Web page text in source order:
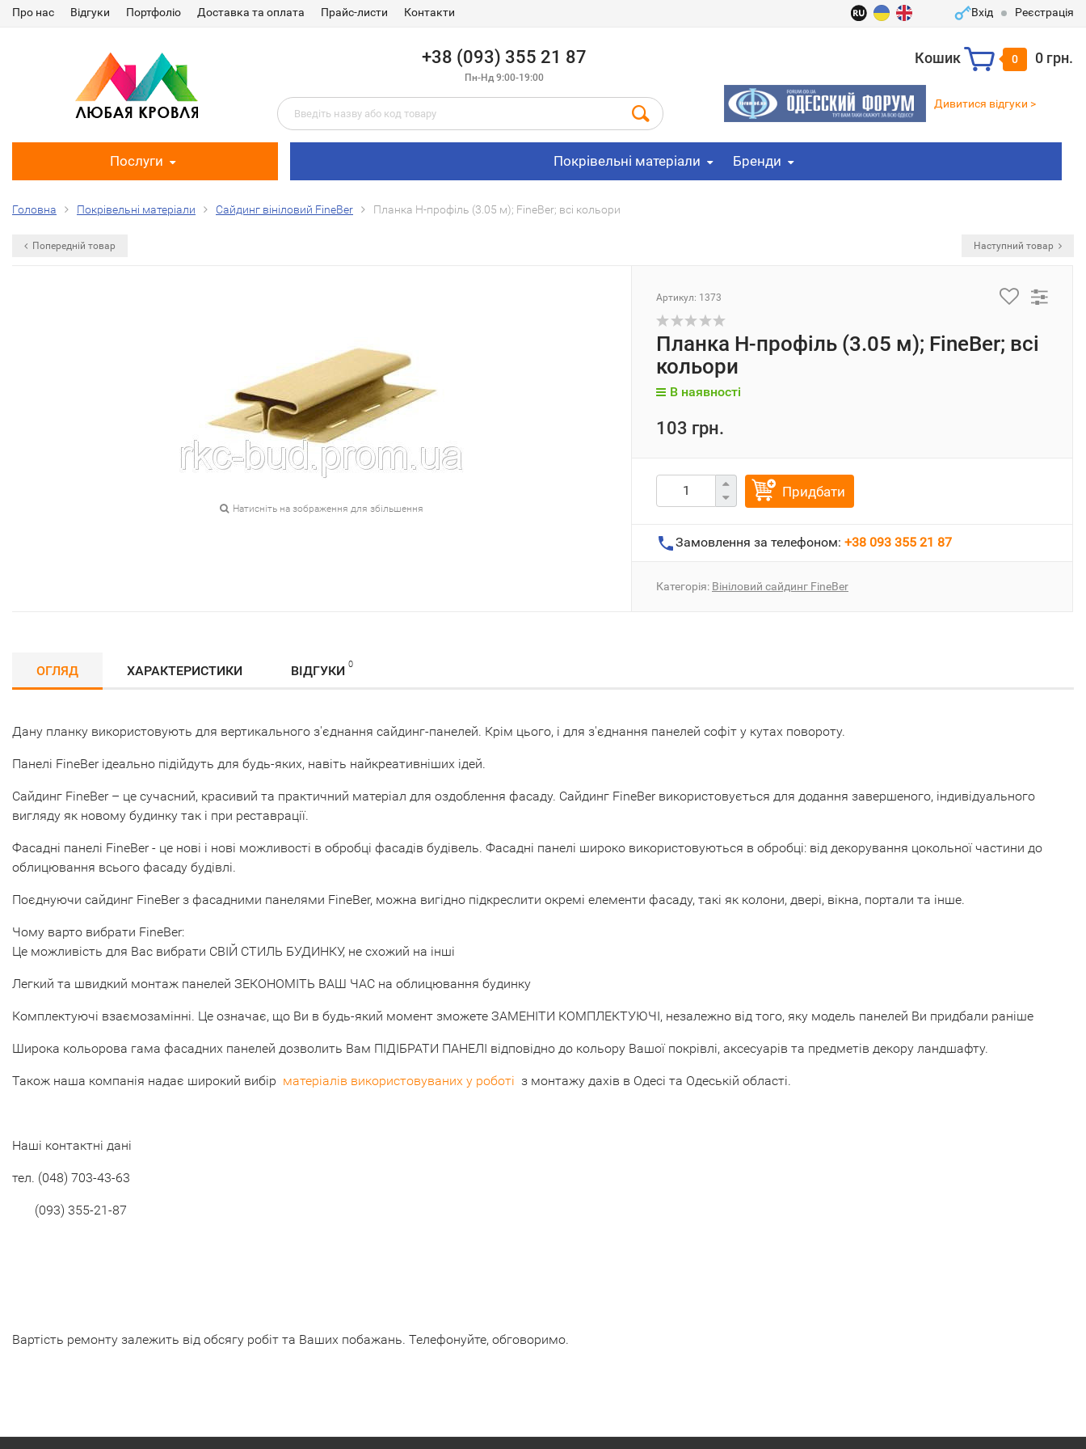
Про нас Відгуки Портфоліо Доставка та оплата Прайс-листи Контакти Вхід Реєстрація
+38 (093) 355 21 87
Пн-Нд 9:00-19:00
Кошик 0 0 грн.
Дивитися відгуки >
Послуги Покрівельні матеріали Бренди
Головна Покрівельні матеріали Сайдинг вініловий FineBer Планка Н-профіль (3.05 м); FineBer; всі кольори
Попередній товар Наступний товар
Натисніть на зображення для збільшення
Артикул: 1373
Планка Н-профіль (3.05 м); FineBer; всі
кольори
В наявності
103 грн.
Придбати
Замовлення за телефоном: +38 093 355 21 87
Категорія: Вініловий сайдинг FineBer
ОГЛЯД ХАРАКТЕРИСТИКИ ВІДГУКИ 0
Дану планку використовують для вертикального з'єднання сайдинг-панелей. Крім цього, і для з'єднання панелей софіт у кутах повороту.
Панелі FineBer ідеально підійдуть для будь-яких, навіть найкреативніших ідей.
Сайдинг FineBer – це сучасний, красивий та практичний матеріал для оздоблення фасаду. Сайдинг FineBer використовується для додання завершеного, індивідуального
вигляду як новому будинку так і при реставрації.
Фасадні панелі FineBer - це нові і нові можливості в обробці фасадів будівель. Фасадні панелі широко використовуються в обробці: від декорування цокольної частини до
облицювання всього фасаду будівлі.
Поєднуючи сайдинг FineBer з фасадними панелями FineBer, можна вигідно підкреслити окремі елементи фасаду, такі як колони, двері, вікна, портали та інше.
Чому варто вибрати FineBer:
Це можливість для Вас вибрати СВІЙ СТИЛЬ БУДИНКУ, не схожий на інші
Легкий та швидкий монтаж панелей ЗЕКОНОМІТЬ ВАШ ЧАС на облицювання будинку
Комплектуючі взаємозамінні. Це означає, що Ви в будь-який момент зможете ЗАМЕНІТИ КОМПЛЕКТУЮЧІ, незалежно від того, яку модель панелей Ви придбали раніше
Широка кольорова гама фасадних панелей дозволить Вам ПІДІБРАТИ ПАНЕЛІ відповідно до кольору Вашої покрівлі, аксесуарів та предметів декору ландшафту.
Також наша компанія надає широкий вибір матеріалів використовуваних у роботі з монтажу дахів в Одесі та Одеській області.
Наші контактні дані
тел. (048) 703-43-63
(093) 355-21-87
Вартість ремонту залежить від обсягу робіт та Ваших побажань. Телефонуйте, обговоримо.